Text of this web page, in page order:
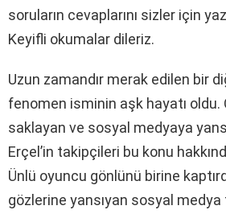
soruların cevaplarını sizler için
Keyifli okumalar dileriz.
Uzun zamandır merak edilen bir
fenomen isminin aşk hayatı oldu.
saklayan ve sosyal medyaya
Erçel’in takipçileri bu konu
Ünlü oyuncu gönlünü birine
gözlerine yansıyan sosyal